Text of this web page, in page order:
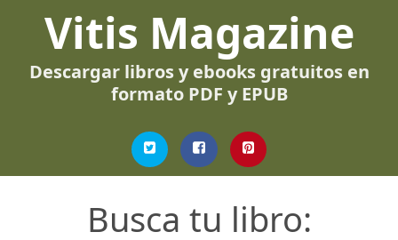
Vitis Magazine
Descargar libros y ebooks gratuitos en
formato PDF y EPUB
Busca tu libro: